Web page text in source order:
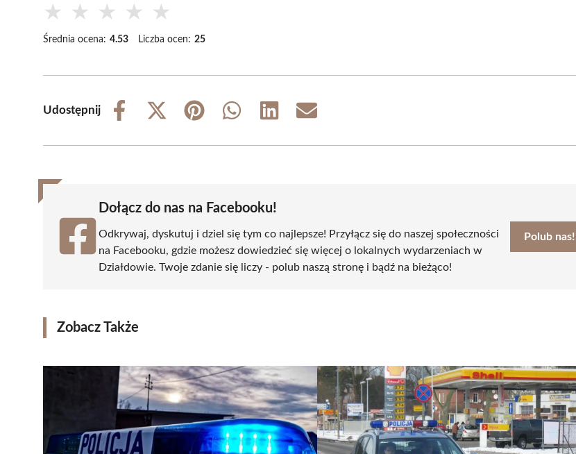
★ ★ ★ ★ ★
Średnia ocena: 4.53 Liczba ocen: 25
Udostępnij
Share
Share
(Twitter)
Share
Share
Share
Share
Dołącz do nas na Facebooku!
Odkrywaj, dyskutuj i dziel się tym co najlepsze! Przyłącz się do naszej społeczności
na Facebooku, gdzie możesz dowiedzieć się więcej o lokalnych wydarzeniach w
Działdowie. Twoje zdanie się liczy - polub naszą stronę i bądź na bieżąco!
Polub nas!
Zobacz Także